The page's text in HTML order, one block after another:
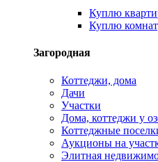
Куплю
Куплю
Загородная
Коттеджи, дома
Дачи
Участки
Дома, коттеджи у
Коттеджные
Аукционы на
Элитная